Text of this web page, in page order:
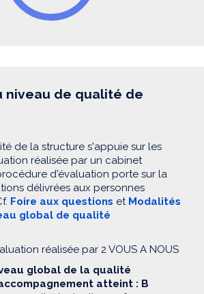
niveau de qualité de
de la structure s'appuie sur les
réalisée par un cabinet
d'évaluation porte sur la
délivrées aux personnes
Foire aux questions et Modalités
global de qualité
réalisée par 2 VOUS A NOUS
global de la qualité
atteint : B